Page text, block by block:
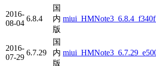
2016-
08-04
6.8.4
国
内
版
2016-
07-29
6.7.29
国
内
版